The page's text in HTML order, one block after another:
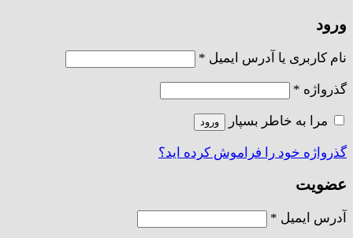
ورود
نام کاربری یا آدرس ایمیل *
گذرواژه *
مرا به خاطر بسپار ورود
گذرواژه خود را فراموش کرده اید؟
عضویت
آدرس ایمیل *